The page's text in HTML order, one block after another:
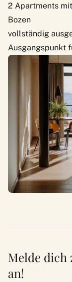
2 Apartments
Bozen
vollständig
Ausgangspunkt
Melde dich
an!